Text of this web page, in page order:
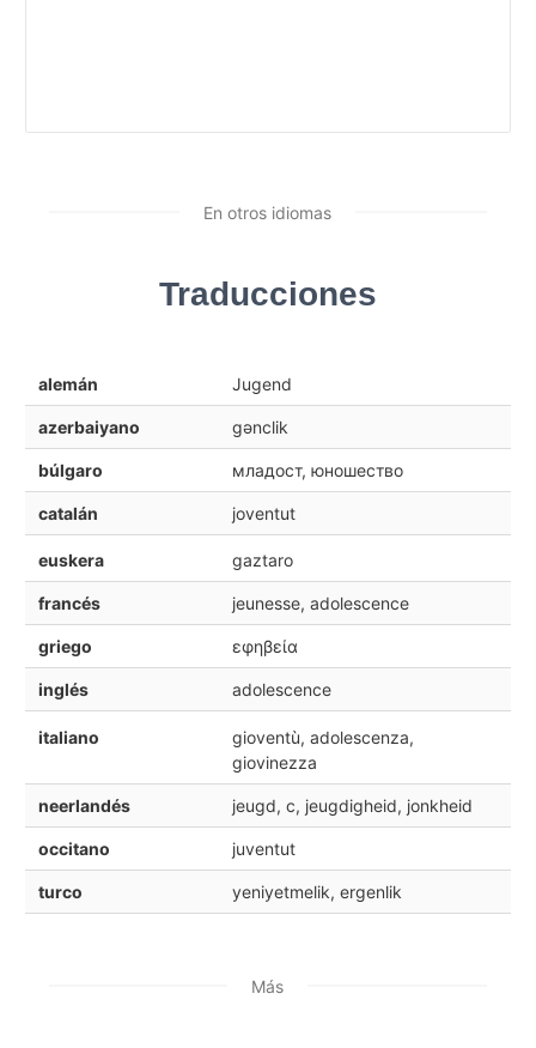
En otros idiomas
Traducciones
alemán Jugend
azerbaiyano gənclik
búlgaro младост, юношество
catalán joventut
euskera gaztaro
francés jeunesse, adolescence
griego εφηβεία
inglés adolescence
italiano
gioventù, adolescenza,
giovinezza
neerlandés jeugd, c, jeugdigheid, jonkheid
occitano juventut
turco yeniyetmelik, ergenlik
Más